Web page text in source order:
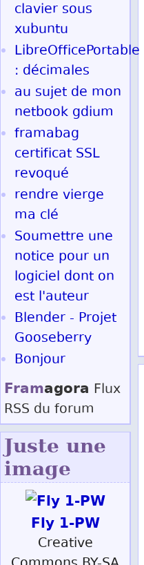
clavier sous
xubuntu
LibreOfficePortable
: décimales
au sujet de mon
netbook gdium
framabag
certificat SSL
revoqué
rendre vierge
ma clé
Soumettre une
notice pour un
logiciel dont on
est l'auteur
Blender - Projet
Gooseberry
Bonjour
Framagora Flux
RSS du forum
Juste une
image
Fly 1-PW
Creative